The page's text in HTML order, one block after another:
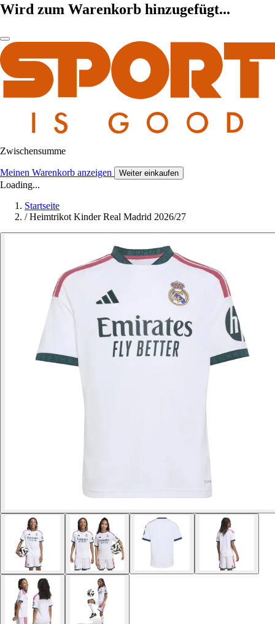
Wird zum Warenkorb hinzugefügt...
Zwischensumme
Meinen Warenkorb anzeigen Weiter einkaufen
Loading...
Startseite
/ Heimtrikot Kinder Real Madrid 2026/27